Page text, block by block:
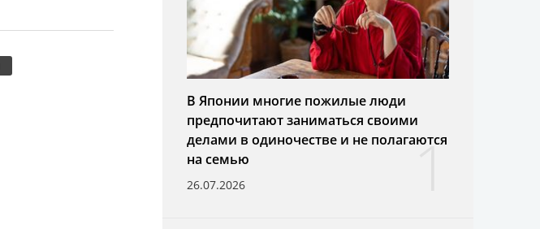
1
В Японии многие пожилые люди
предпочитают заниматься своими
делами в одиночестве и не полагаются
на семью
26.07.2026